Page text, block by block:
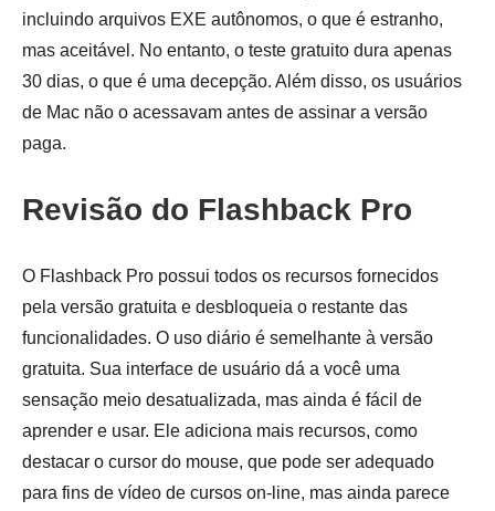
incluindo arquivos EXE autônomos, o que é estranho,
mas aceitável. No entanto, o teste gratuito dura apenas
30 dias, o que é uma decepção. Além disso, os usuários
de Mac não o acessavam antes de assinar a versão
paga.
Revisão do Flashback Pro
O Flashback Pro possui todos os recursos fornecidos
pela versão gratuita e desbloqueia o restante das
funcionalidades. O uso diário é semelhante à versão
gratuita. Sua interface de usuário dá a você uma
sensação meio desatualizada, mas ainda é fácil de
aprender e usar. Ele adiciona mais recursos, como
destacar o cursor do mouse, que pode ser adequado
para fins de vídeo de cursos on-line, mas ainda parece